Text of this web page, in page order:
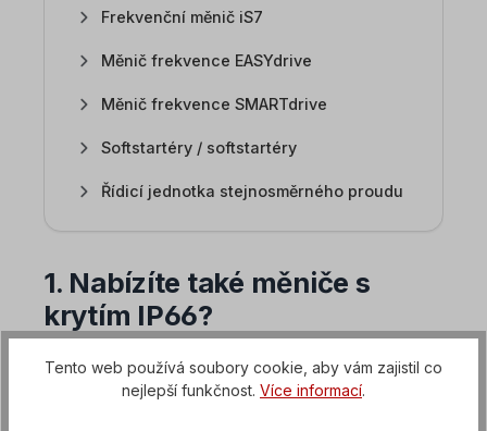
Frekvenční měnič iS7
Měnič frekvence EASYdrive
Měnič frekvence SMARTdrive
Softstartéry / softstartéry
Řídicí jednotka stejnosměrného proudu
1. Nabízíte také měniče s
krytím IP66?
Měniče frekvence LS-S100-IP66 jsou již
nějakou dobu k dispozici. Zde je přehled
Tento web používá soubory cookie, aby vám zajistil co
nejlepší funkčnost. Více informací.